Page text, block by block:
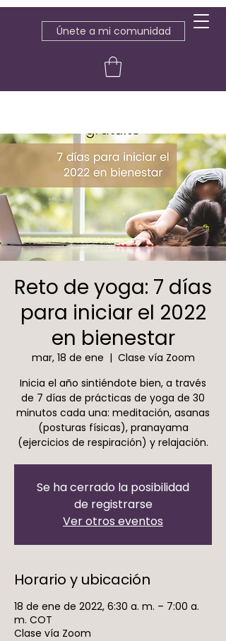
Únete a mi comunidad
Reto de yoga: 7 días
para iniciar el 2022
en bienestar
mar, 18 de ene
  |
Clase vía Zoom
Inicia el año sintiéndote bien, a través
de 7 días de prácticas de yoga de 30
minutos cada una: meditación, asanas
(posturas físicas), pranayama
(ejercicios de respiración) y relajación.
Se ha cerrado la posibilidad
de registrarse
Ver otros eventos
Horario y ubicación
18 de ene de 2022, 6:30 a. m. – 7:00 a.
m. COT
Clase vía Zoom